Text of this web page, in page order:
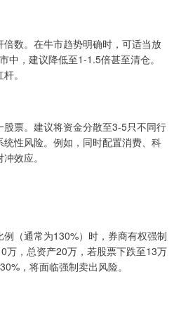
数。在牛市趋势明确时，可适当放
中，建议降低至1-1.5倍甚至清仓。
。
票。建议将资金分散至3-5只不同行
性风险。例如，同时配置消费、科
效应。
（通常为130%）时，券商有权强制
万，总资产20万，若股票下跌至13万
，将面临强制卖出风险。